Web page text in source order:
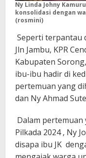
Ny Linda Johny
konsolidasi dengan
(rosmini)
Seperti terpantau
Jln Jambu, KPR
Kabupaten
ibu-ibu hadir di
pertemuan yang
dan Ny Ahmad
Dalam
Pilkada 2024 , Ny
disapa ibu JK